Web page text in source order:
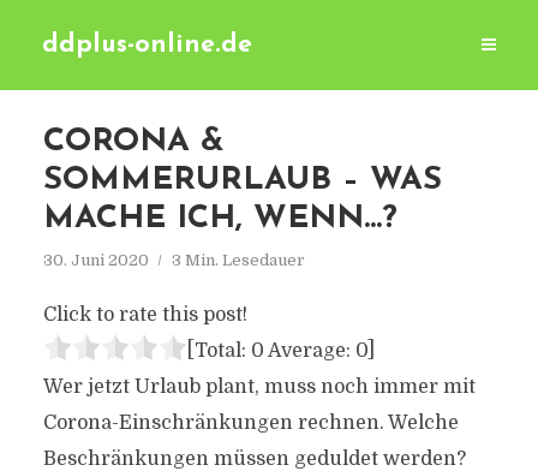
ddplus-online.de
CORONA &
SOMMERURLAUB – WAS
MACHE ICH, WENN…?
30. Juni 2020 3 Min. Lesedauer
Click to rate this post!
[Total: 0 Average: 0]
Wer jetzt Urlaub plant, muss noch immer mit
Corona-Einschränkungen rechnen. Welche
Beschränkungen müssen geduldet werden?